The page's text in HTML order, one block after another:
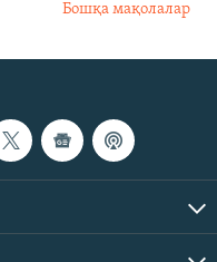
Бошқа мақолалар